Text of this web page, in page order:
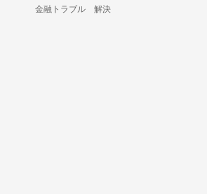
金融トラブル 解決